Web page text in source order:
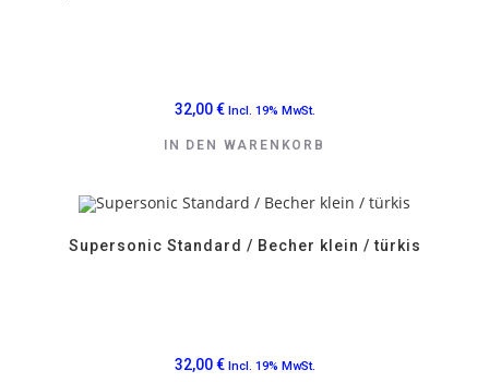
32,00€ Incl. 19% MwSt.
IN DEN WARENKORB
Supersonic Standard / Becher klein / türkis
32,00€ Incl. 19% MwSt.